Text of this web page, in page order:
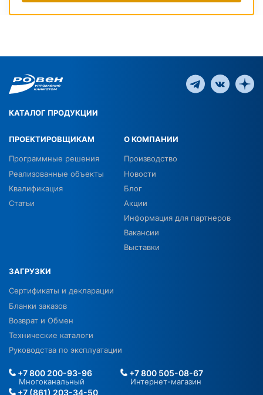
КАТАЛОГ ПРОДУКЦИИ
ПРОЕКТИРОВЩИКАМ
Программные решения
Реализованные объекты
Квалификация
Статьи
О КОМПАНИИ
Производство
Новости
Блог
Акции
Информация для партнеров
Вакансии
Выставки
ЗАГРУЗКИ
Сертификаты и декларации
Бланки заказов
Возврат и Обмен
Технические каталоги
Руководства по эксплуатации
+7 800 200-93-96
Многоканальный
+7 800 505-08-67
Интернет-магазин
+7 (861) 203-34-50